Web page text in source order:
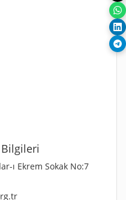
ı Ekrem Sokak No:7